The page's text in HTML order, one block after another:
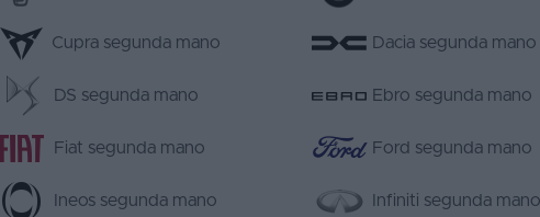
Cupra segunda mano Dacia segunda mano
DS segunda mano Ebro segunda mano
Fiat segunda mano Ford segunda mano
Ineos segunda mano Infiniti segunda mano